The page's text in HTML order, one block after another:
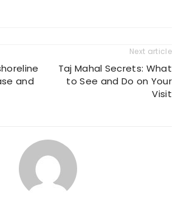
and
Next article
Taj Mahal Secrets: What
to See and Do on Your
Visit